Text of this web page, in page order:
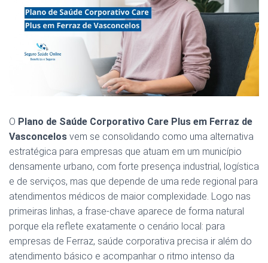
O Plano de Saúde Corporativo Care Plus em Ferraz de
Vasconcelos vem se consolidando como uma alternativa
estratégica para empresas que atuam em um município
densamente urbano, com forte presença industrial, logística
e de serviços, mas que depende de uma rede regional para
atendimentos médicos de maior complexidade. Logo nas
primeiras linhas, a frase-chave aparece de forma natural
porque ela reflete exatamente o cenário local: para
empresas de Ferraz, saúde corporativa precisa ir além do
atendimento básico e acompanhar o ritmo intenso da